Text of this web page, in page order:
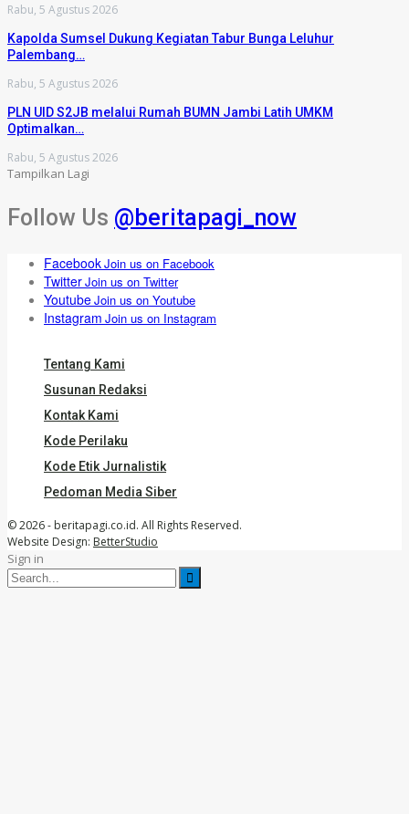
Rabu, 5 Agustus 2026
Kapolda Sumsel Dukung Kegiatan Tabur Bunga Leluhur
Palembang…
Rabu, 5 Agustus 2026
PLN UID S2JB melalui Rumah BUMN Jambi Latih UMKM
Optimalkan…
Rabu, 5 Agustus 2026
Tampilkan Lagi
Follow Us @beritapagi_now
FacebookJoin us on Facebook
TwitterJoin us on Twitter
YoutubeJoin us on Youtube
Instagram Join us on Instagram
Tentang Kami
Susunan Redaksi
Kontak Kami
Kode Perilaku
Kode Etik Jurnalistik
Pedoman Media Siber
© 2026 - beritapagi.co.id. All Rights Reserved.
Website Design: BetterStudio
Sign in